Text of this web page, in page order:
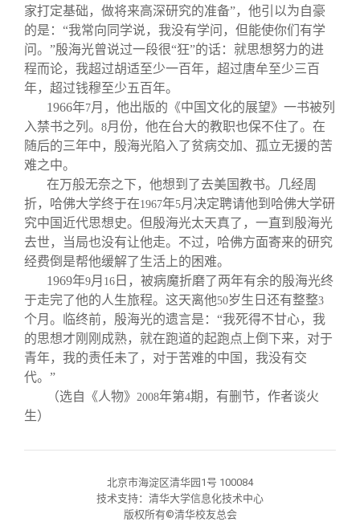
家打定基础，做将来高深研究的准备”，他引以为自豪
的是：“我常向同学说，我没有学问，但能使你们有学
问。”殷海光曾说过一段很“狂”的话：就思想努力的进
程而论，我超过胡适至少一百年，超过唐牟至少三百
年，超过钱穆至少五百年。
1966年7月，他出版的《中国文化的展望》一书被列
入禁书之列。 8月份，他在台大的教职也保不住了。在
随后的三年中，殷海光陷入了贫病交加、孤立无援的苦
难之中。
在万般无奈之下，他想到了去美国教书。几经周
折，哈佛大学终于在1967年5月决定聘请他到哈佛大学研
究中国近代思想史。但殷海光太天真了，一直到殷海光
去世，当局也没有让他走。不过，哈佛方面寄来的研究
经费倒是帮他缓解了生活上的困难。
1969年9月 16 日，被病魔折磨了两年有余的殷海光终
于走完了他的人生旅程。这天离他50岁生日还有整整3
个月。临终前，殷海光的遗言是：“我死得不甘心，我
的思想才刚刚成熟，就在跑道的起跑点上倒下来，对于
青年，我的责任未了，对于苦难的中国，我没有交
代。”
（选自《人物》 2008年第4期，有删节，作者谈火
生）
北京市海淀区清华园1号 100084
技术支持：清华大学信息化技术中心
版权所有©清华校友总会